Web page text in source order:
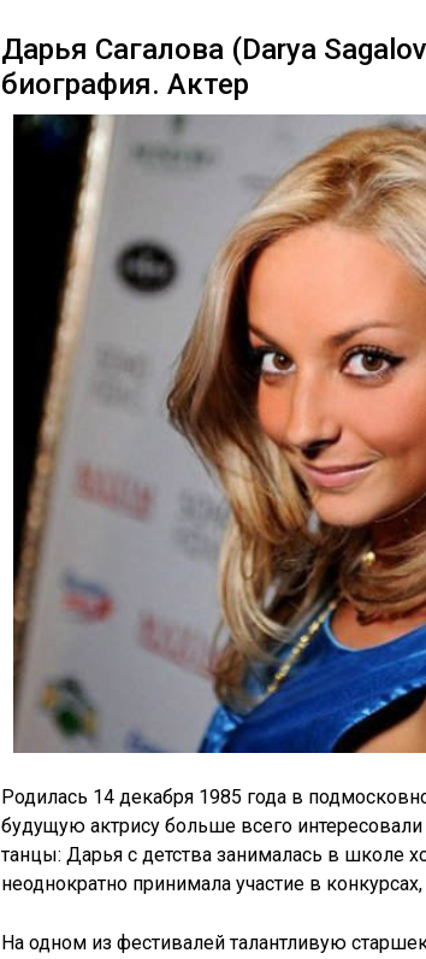
Дарья Сагалова (Darya
биография. Актер
Родилась 14 декабря 1985 года в
будущую актрису больше всего
танцы: Дарья с детства занималась в школе
неоднократно принимала участие в
На одном из фестивалей талантливую